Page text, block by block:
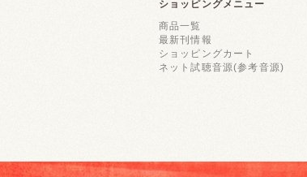
ショッピングメニュー
商品一覧
最新刊情報
ショッピングカート
ネット試聴音源(参考音源)